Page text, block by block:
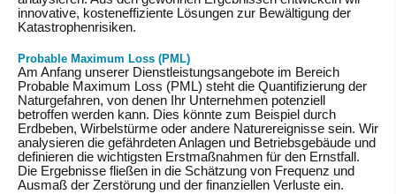
innovative, kosteneffiziente Lösungen zur Bewältigung der
Katastrophenrisiken.
Probable Maximum Loss (PML)
Am Anfang unserer Dienstleistungsangebote im Bereich
Probable Maximum Loss (PML) steht die Quantifizierung der
Naturgefahren, von denen Ihr Unternehmen potenziell
betroffen werden kann. Dies könnte zum Beispiel durch
Erdbeben, Wirbelstürme oder andere Naturereignisse sein. Wir
analysieren die gefährdeten Anlagen und Betriebsgebäude und
definieren die wichtigsten Erstmaßnahmen für den Ernstfall.
Die Ergebnisse fließen in die Schätzung von Frequenz und
Ausmaß der Zerstörung und der finanziellen Verluste ein.